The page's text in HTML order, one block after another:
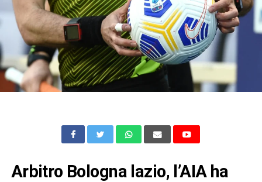
Arbitro Bologna lazio, l’AIA ha